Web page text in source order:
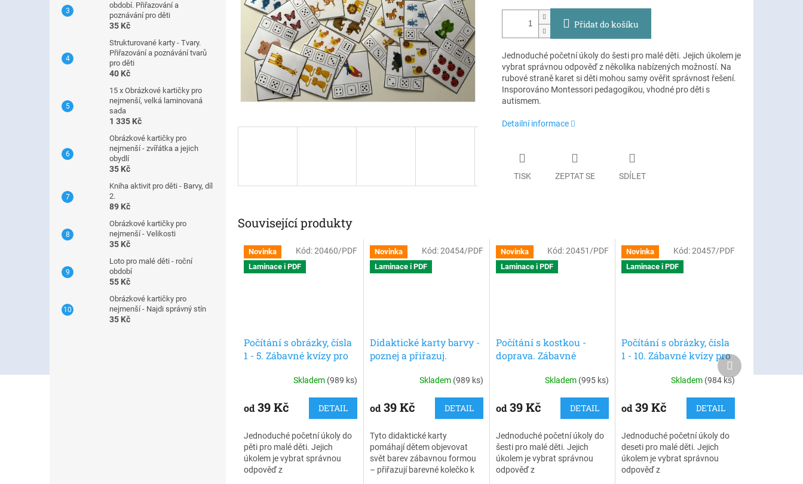
období. Přiřazování a
poznávání pro děti
35 Kč
Strukturované karty - Tvary.
Přiřazování a poznávání tvarů
pro děti
40 Kč
15 x Obrázkové kartičky pro
nejmenší, velká laminovaná
sada
1 335 Kč
Obrázkové kartičky pro
nejmenší - zvířátka a jejich
obydlí
35 Kč
Kniha aktivit pro děti - Barvy, díl
2.
89 Kč
Obrázkové kartičky pro
nejmenší - Velikosti
35 Kč
Loto pro malé děti - roční
období
55 Kč
Obrázkové kartičky pro
nejmenší - Najdi správný stín
35 Kč
Přidat do košíku
Jednoduché početní úkoly do šesti pro malé děti. Jejich úkolem je
vybrat správnou odpověď z několika nabízených možností. Na
rubové straně karet si děti mohou samy ověřit správnost řešení.
Insporováno Montessori pedagogikou, vhodné pro děti s
autismem.
Detailní informace
TISK ZEPTAT SE SDÍLET
Související produkty
Novinka
Laminace i PDF
Počítání s obrázky, čísla
1 - 5. Zábavné kvízy pro
Skladem (989 ks)
od 39 Kč DETAIL
Jednoduché početní úkoly do
pěti pro malé děti. Jejich
úkolem je vybrat správnou
odpověď z
Kód:20460/PDF
Novinka
Laminace i PDF
Didaktické karty barvy -
poznej a přiřazuj.
kvízy pro děti. 30 ks
Skladem (989 ks)
od39 Kč DETAIL
Tyto didaktické karty
pomáhají dětem objevovat
svět barev zábavnou formou
– přiřazují barevné kolečko k
Kód:20454/PDF
Novinka
Laminace i PDF
Počítání s kostkou -
doprava. Zábavné
kvízy pro nejmenší. 30
Skladem (995 ks)
od39 Kč DETAIL
Jednoduché početní úkoly do
šesti pro malé děti. Jejich
úkolem je vybrat správnou
odpověď z
Kód:20451/PDF
Novinka
Laminace i PDF
Počítání s obrázky, čísla
1 - 10. Zábavné kvízy pro
rozvoj matematiky. 30 ks
Skladem (984 ks)
od 39 Kč DETAIL
Jednoduché početní úkoly do
deseti pro malé děti. Jejich
úkolem je vybrat správnou
odpověď z
Kód:20457/PDF
Další
produkt